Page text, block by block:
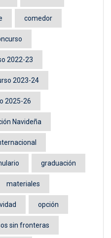
comedor
2022-23
2023-24
2025-26
Navideña
graduación
materiales
opción
sin fronteras